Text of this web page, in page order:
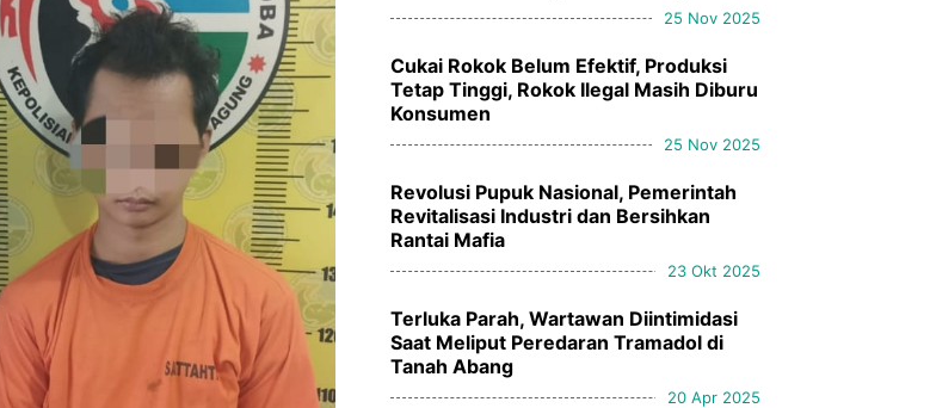
25 Nov 2025
Cukai Rokok Belum Efektif, Produksi
Tetap Tinggi, Rokok Ilegal Masih Diburu
Konsumen
25 Nov 2025
Revolusi Pupuk Nasional, Pemerintah
Revitalisasi Industri dan Bersihkan
Rantai Mafia
23 Okt 2025
Terluka Parah, Wartawan Diintimidasi
Saat Meliput Peredaran Tramadol di
Tanah Abang
20 Apr 2025